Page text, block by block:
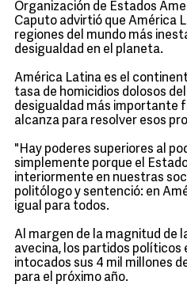
Organización de Estados
Caputo advirtió que América
regiones del mundo más
desigualdad en el planeta.
América Latina es el
tasa de homicidios dolosos
desigualdad más importante
alcanza para resolver esos
"Hay poderes superiores al
simplemente porque el
interiormente en nuestras
politólogo y sentenció: en
igual para todos.
Al margen de la magnitud de
avecina, los partidos políticos
intocados sus 4 mil millones
para el próximo año.